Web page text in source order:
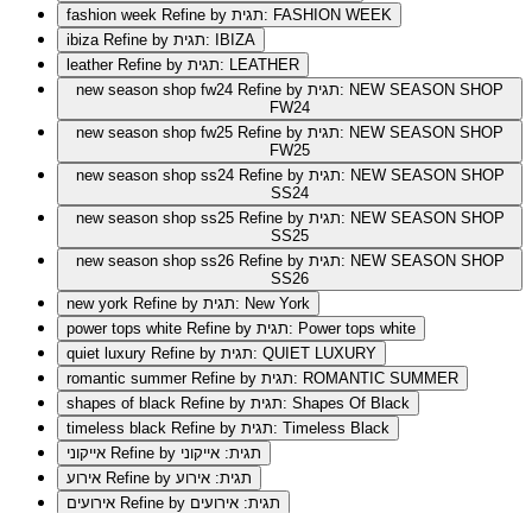
fashion week
Refine by תגית: FASHION WEEK
ibiza
Refine by תגית: IBIZA
leather
Refine by תגית: LEATHER
new season shop fw24 Refine by תגית: NEW SEASON SHOP
FW24
new season shop fw25 Refine by תגית: NEW SEASON SHOP
FW25
new season shop ss24 Refine by תגית: NEW SEASON SHOP
SS24
new season shop ss25 Refine by תגית: NEW SEASON SHOP
SS25
new season shop ss26 Refine by תגית: NEW SEASON SHOP
SS26
new york
Refine by תגית: New York
power tops white
Refine by תגית: Power tops white
quiet luxury
Refine by תגית: QUIET LUXURY
romantic summer
Refine by תגית: ROMANTIC SUMMER
shapes of black
Refine by תגית: Shapes Of Black
timeless black
Refine by תגית: Timeless Black
Refine by תגית: אייקוני
Refine by תגית: אירוע
Refine by תגית: אירועים